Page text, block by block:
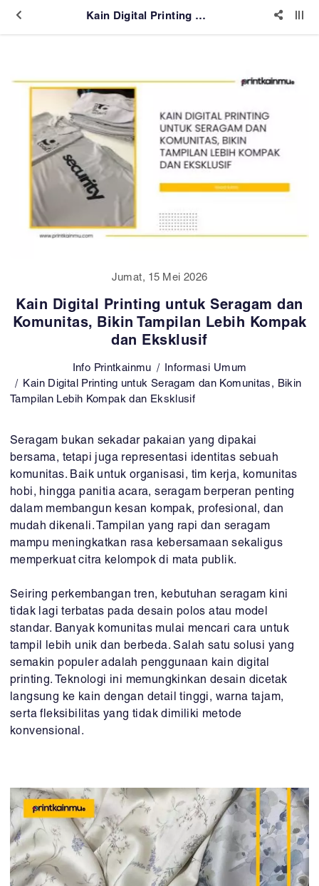
Kain Digital Printing untuk Seragam dan Komunitas, Bikin Tampilan Lebih Kompak dan Eksklusif
Jumat, 15 Mei 2026
Kain Digital Printing untuk Seragam dan
Komunitas, Bikin Tampilan Lebih Kompak
dan Eksklusif
Info Printkainmu
Informasi Umum
Kain Digital Printing untuk Seragam dan Komunitas, Bikin
Tampilan Lebih Kompak dan Eksklusif
Seragam bukan sekadar pakaian yang dipakai
bersama, tetapi juga representasi identitas sebuah
komunitas. Baik untuk organisasi, tim kerja, komunitas
hobi, hingga panitia acara, seragam berperan penting
dalam membangun kesan kompak, profesional, dan
mudah dikenali. Tampilan yang rapi dan seragam
mampu meningkatkan rasa kebersamaan sekaligus
memperkuat citra kelompok di mata publik.
Seiring perkembangan tren, kebutuhan seragam kini
tidak lagi terbatas pada desain polos atau model
standar. Banyak komunitas mulai mencari cara untuk
tampil lebih unik dan berbeda. Salah satu solusi yang
semakin populer adalah penggunaan kain digital
printing. Teknologi ini memungkinkan desain dicetak
langsung ke kain dengan detail tinggi, warna tajam,
serta fleksibilitas yang tidak dimiliki metode
konvensional.